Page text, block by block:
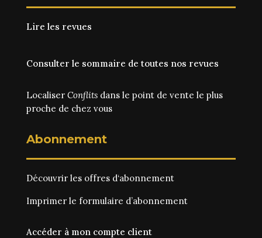
Lire les revues
Consulter le sommaire de toutes nos revues
Localiser Conflitsdans le point de vente le plus
proche de chez vous
Abonnement
Découvrir les offres d‘abonnement
Imprimer le formulaire d’abonnement
Accéder à mon compte client